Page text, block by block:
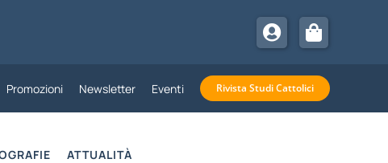
Promozioni Newsletter Eventi Rivista Studi Cattolici
ATTUALITÀ